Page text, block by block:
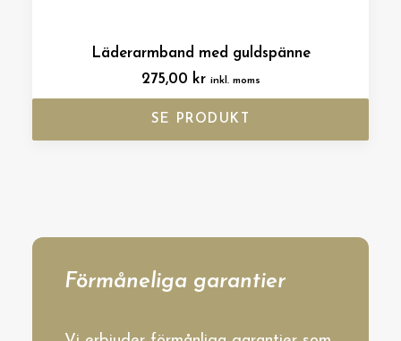
Läderarmband med guldspänne
275,00 kr inkl. moms
SE PRODUKT
Förmåneliga garantier